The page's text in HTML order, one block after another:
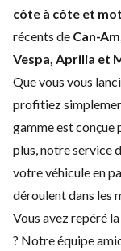
côte à côte et
récents de Can-
Vespa, Aprilia et
Que vous vous
profitiez
gamme est
plus, notre service
votre véhicule en
déroulent dans les
Vous avez repéré
? Notre équipe